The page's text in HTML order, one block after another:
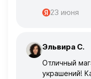
23 июня
Э Эльвира С.
Отличный
украшений!